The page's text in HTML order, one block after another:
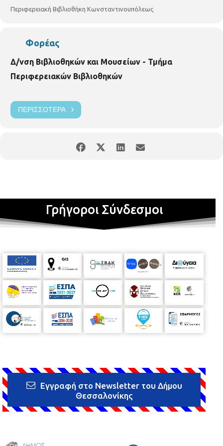
Περιφερειακή Βιβλιοθήκη Κωνσταντινουπόλεως
Φορέας
Δ/νση Βιβλιοθηκών και Μουσείων - Τμήμα
Περιφερειακών Βιβλιοθηκών
ΠΕΡΙΣΣΌΤΕΡΑ
Γρήγοροι Σύνδεσμοι
Εγγραφή στο Newsletter του Δήμου
Θεσσαλονίκης